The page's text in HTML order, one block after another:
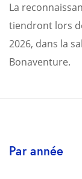
La
tiendront lors
2026, dans la
Bonaventure.
Par année